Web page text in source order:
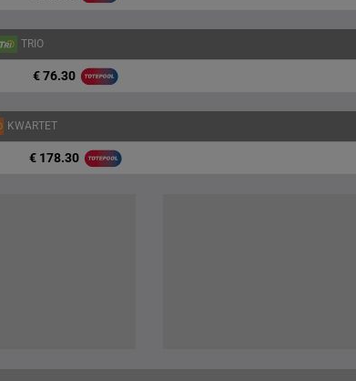
TRIO
€ 76.30
KWARTET
€ 178.30